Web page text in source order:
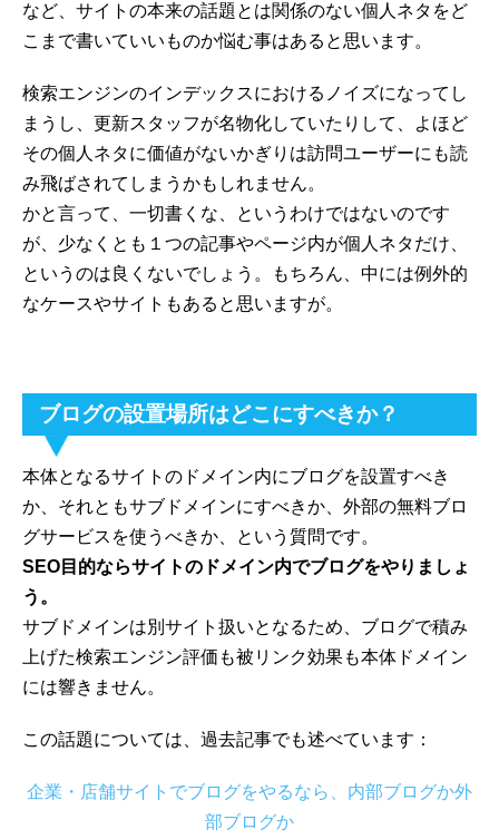
など、サイトの本来の話題とは関係のない個人ネタをど
こまで書いていいものか悩む事はあると思います。
検索エンジンのインデックスにおけるノイズになってし
まうし、更新スタッフが名物化していたりして、よほど
その個人ネタに価値がないかぎりは訪問ユーザーにも読
み飛ばされてしまうかもしれません。
かと言って、一切書くな、というわけではないのです
が、少なくとも１つの記事やページ内が個人ネタだけ、
というのは良くないでしょう。もちろん、中には例外的
なケースやサイトもあると思いますが。
ブログの設置場所はどこにすべきか？
本体となるサイトのドメイン内にブログを設置すべき
か、それともサブドメインにすべきか、外部の無料ブロ
グサービスを使うべきか、という質問です。
SEO目的ならサイトのドメイン内でブログをやりましょ
う。
サブドメインは別サイト扱いとなるため、ブログで積み
上げた検索エンジン評価も被リンク効果も本体ドメイン
には響きません。
この話題については、過去記事でも述べています：
企業・店舗サイトでブログをやるなら、内部ブログか外
部ブログか